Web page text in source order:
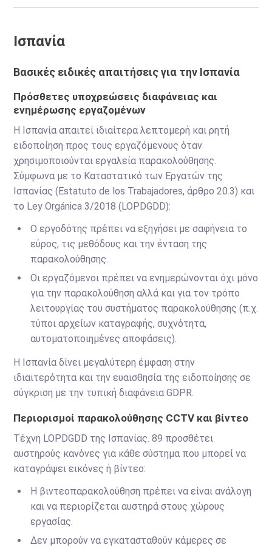
Ισπανία
Βασικές ειδικές απαιτήσεις για την Ισπανία
Πρόσθετες υποχρεώσεις διαφάνειας και
ενημέρωσης εργαζομένων
Η Ισπανία απαιτεί ιδιαίτερα λεπτομερή και ρητή
ειδοποίηση προς τους εργαζόμενους όταν
χρησιμοποιούνται εργαλεία παρακολούθησης.
Σύμφωνα με το Καταστατικό των Εργατών της
Ισπανίας (Estatuto de los Trabajadores, άρθρο 20.3) και
το Ley Orgánica 3/2018 (LOPDGDD):
Ο εργοδότης πρέπει να εξηγήσει με σαφήνεια το
εύρος, τις μεθόδους και την ένταση της
παρακολούθησης.
Οι εργαζόμενοι πρέπει να ενημερώνονται όχι μόνο
για την παρακολούθηση αλλά και για τον τρόπο
λειτουργίας του συστήματος παρακολούθησης (π.χ.
τύποι αρχείων καταγραφής, συχνότητα,
αυτοματοποιημένες αποφάσεις).
Η Ισπανία δίνει μεγαλύτερη έμφαση στην
ιδιαιτερότητα και την ευαισθησία της ειδοποίησης σε
σύγκριση με την τυπική διαφάνεια GDPR.
Περιορισμοί παρακολούθησης CCTV και βίντεο
Τέχνη LOPDGDD της Ισπανίας. 89 προσθέτει
αυστηρούς κανόνες για κάθε σύστημα που μπορεί να
καταγράψει εικόνες ή βίντεο:
Η βιντεοπαρακολούθηση πρέπει να είναι ανάλογη
και να περιορίζεται αυστηρά στους χώρους
εργασίας.
Δεν μπορούν να εγκατασταθούν κάμερες σε